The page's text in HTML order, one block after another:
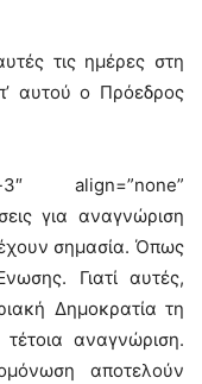
τις ημέρες στη
αυτού ο Πρόεδρος
3″ align=”none”
για αναγνώριση
σημασία. Όπως
Γιατί αυτές,
Δημοκρατία τη
αναγνώριση.
αποτελούν